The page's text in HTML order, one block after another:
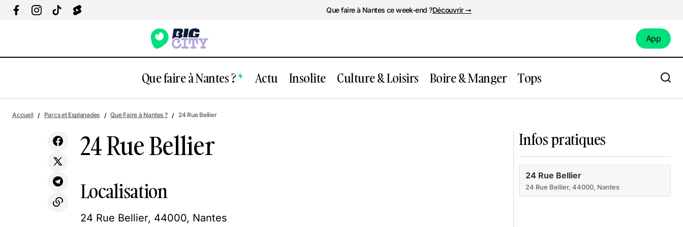
Que faire à Nantes ce week-end ?Découvrir ➞
App
Que faire à Nantes ? Actu Insolite Culture & Loisirs Boire & Manger Tops
Rue Talensac
Accueil Parcs et Esplanades Que Faire à Nantes ? 24 Rue Bellier
24 Rue Bellier
Localisation
24 Rue Bellier, 44000, Nantes
Infos pratiques
24 Rue Bellier
24 Rue Bellier, 44000, Nantes